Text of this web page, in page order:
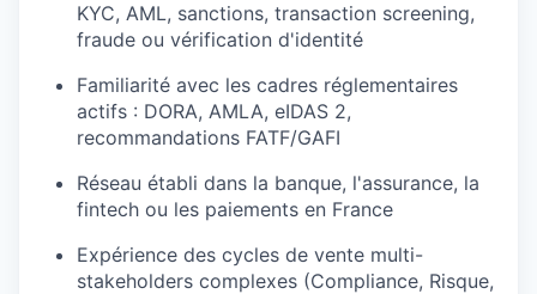
KYC, AML, sanctions, transaction screening,
fraude ou vérification d'identité
Familiarité avec les cadres réglementaires
actifs : DORA, AMLA, eIDAS 2,
recommandations FATF/GAFI
Réseau établi dans la banque, l'assurance, la
fintech ou les paiements en France
Expérience des cycles de vente multi-
stakeholders complexes (Compliance, Risque,